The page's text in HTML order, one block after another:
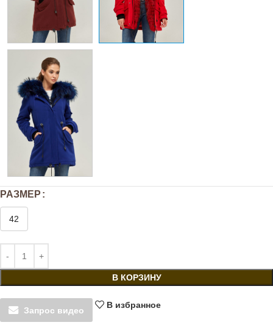
РАЗМЕР
42
В КОРЗИНУ
Запрос видео
В избранное